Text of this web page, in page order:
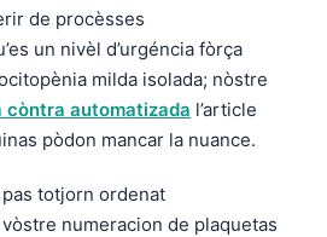
de procèsses
un nivèl d’urgéncia fòrça
milda isolada; nòstre
còntra automatizada l’article
pòdon mancar la nuance.
totjorn ordenat
numeracion de plaquetas